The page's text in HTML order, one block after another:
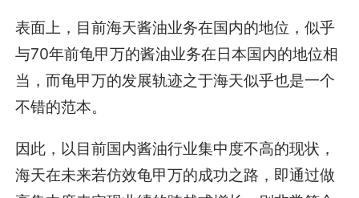
表面上，目前海天酱油业务在国内的地位，似乎
与70年前龟甲万的酱油业务在日本国内的地位相
当，而龟甲万的发展轨迹之于海天似乎也是一个
不错的范本。
因此，以目前国内酱油行业集中度不高的现状，
海天在未来若仿效龟甲万的成功之路，即通过做